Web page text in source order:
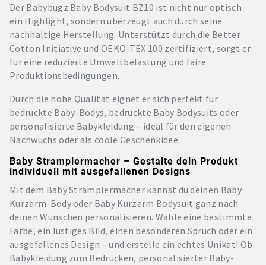
Der Babybugz Baby Bodysuit BZ10 ist nicht nur optisch
ein Highlight, sondern überzeugt auch durch seine
nachhaltige Herstellung. Unterstützt durch die Better
Cotton Initiative und OEKO-TEX 100 zertifiziert, sorgt er
für eine reduzierte Umweltbelastung und faire
Produktionsbedingungen.
Durch die hohe Qualität eignet er sich perfekt für
bedruckte Baby-Bodys, bedruckte Baby Bodysuits oder
personalisierte Babykleidung – ideal für den eigenen
Nachwuchs oder als coole Geschenkidee.
Baby Stramplermacher – Gestalte dein Produkt
individuell mit ausgefallenen Designs
Mit dem Baby Stramplermacher kannst du deinen Baby
Kurzarm-Body oder Baby Kurzarm Bodysuit ganz nach
deinen Wünschen personalisieren. Wähle eine bestimmte
Farbe, ein lustiges Bild, einen besonderen Spruch oder ein
ausgefallenes Design – und erstelle ein echtes Unikat! Ob
Babykleidung zum Bedrucken, personalisierter Baby-